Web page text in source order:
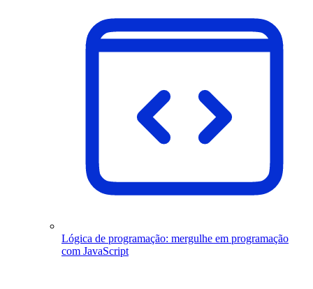
Lógica de programação: mergulhe em programação
com JavaScript